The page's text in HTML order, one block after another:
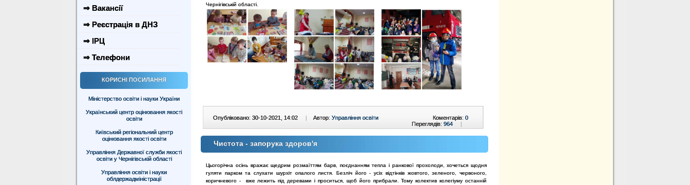
⇒ Вакансії
⇒ Реєстрація в ДНЗ
⇒ ІРЦ
⇒ Телефони
КОРИСНІ ПОСИЛАННЯ
Міністерство освіти і науки України
Український центр оцінювання якості
освіти
Київський регіональний центр
оцінювання якості освіти
Управління Державної служби якості
освіти у Чернігівській області
Управління освіти і науки
облдержадміністрації
Чернігівській області.
Опубліковано: 30-10-2021, 14:02 | Автор: Управління освіти Коментарів: 0
Переглядів: 964 |
Чистота - запорука здоров'я
Цьогорічна осінь вражає щедрим розмаїттям барв, поєднанням тепла і ранкової прохолоди, хочеться щодня
гуляти парком та слухати шурхіт опалого листя. Безліч його - усіх відтінків жовтого, зеленого, червоного,
коричневого - вже лежить під деревами і проситься, щоб його прибрали. Тому колектив колегіуму останній